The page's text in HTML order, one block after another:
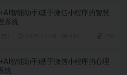
智能助手)基于微信小程序的智慧
系统
智能助手)基于微信小程序的心理
统